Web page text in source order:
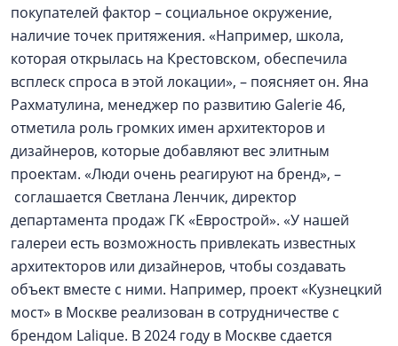
покупателей фактор – социальное окружение,
наличие точек притяжения. «Например, школа,
которая открылась на Крестовском, обеспечила
всплеск спроса в этой локации», – поясняет он. Яна
Рахматулина, менеджер по развитию Galerie 46,
отметила роль громких имен архитекторов и
дизайнеров, которые добавляют вес элитным
проектам. «Люди очень реагируют на бренд», –
соглашается Светлана Ленчик, директор
департамента продаж ГК «Еврострой». «У нашей
галереи есть возможность привлекать известных
архитекторов или дизайнеров, чтобы создавать
объект вместе с ними. Например, проект «Кузнецкий
мост» в Москве реализован в сотрудничестве с
брендом Lalique. В 2024 году в Москве сдается